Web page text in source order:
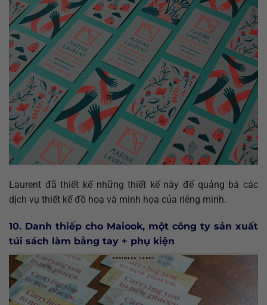
Laurent đã thiết kế những thiết kế này để quảng bá các
dịch vụ thiết kế đồ hoạ và minh họa của riêng mình.
10. Danh thiếp cho Maiook, một công ty sản xuất
túi sách làm bằng tay + phụ kiện